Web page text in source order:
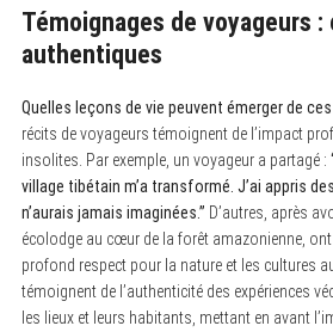
Témoignages de voyageurs
authentiques
Quelles leçons de vie peuvent émerger de
récits de voyageurs témoignent de l’impact
insolites. Par exemple, un voyageur a partagé :
village tibétain m’a transformé. J’ai appris
n’aurais jamais imaginées.” D’autres, après
écolodge au cœur de la forêt amazonienne,
profond respect pour la nature et les cultures
témoignent de l’authenticité des expériences
les lieux et leurs habitants, mettant en avant